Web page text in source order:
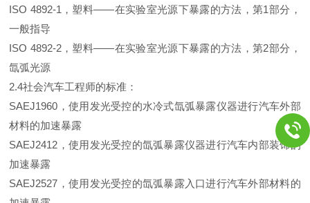
ISO 4892-1，塑料——在实验室光源下暴露的方法，第1部分，
一般指导
ISO 4892-2，塑料——在实验室光源下暴露的方法，第2部分，
氙弧光源
2.4社会汽车工程师的标准：
SAEJ1960，使用发光受控的水冷式氙弧暴露仪器进行汽车外部
材料的加速暴露
SAEJ2412，使用发光受控的氙弧暴露仪器进行汽车内部装饰的
加速暴露
SAEJ2527，使用发光受控的氙弧暴露入口进行汽车外部材料的